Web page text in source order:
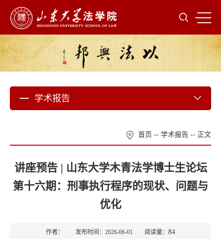
学术报告
首页 -- 学术报告 -- 正文
讲座预告 | 山东大学木青法学博士生论坛
第十六期：刑事执行程序的现状、问题与
优化
作者： 发布时间：2026-06-01 阅读量： 84